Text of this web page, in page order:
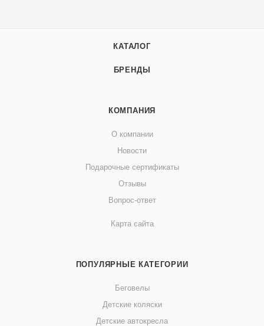
КАТАЛОГ
БРЕНДЫ
КОМПАНИЯ
О компании
Новости
Подарочные сертификаты
Отзывы
Вопрос-ответ
Карта сайта
ПОПУЛЯРНЫЕ КАТЕГОРИИ
Беговелы
Детские коляски
Детские автокресла